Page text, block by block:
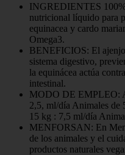
INGREDIENTES
nutricional líquido para
equinacea y cardo
Omega3.
BENEFICIOS: El
sistema digestivo,
la equinácea actúa
intestinal.
MODO DE EMPLEO:
2,5, ml/día Animales de
15 kg : 7,5 ml/día
MENFORSAN: En
de los animales y el
productos naturales